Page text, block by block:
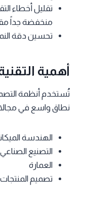
تقليل أخطاء
منخفضة جداً
تحسين دقة
أهمية
نطاق واسع في
الهندسة
التصنيع الصناعي
العمارة
تصميم المنتجات